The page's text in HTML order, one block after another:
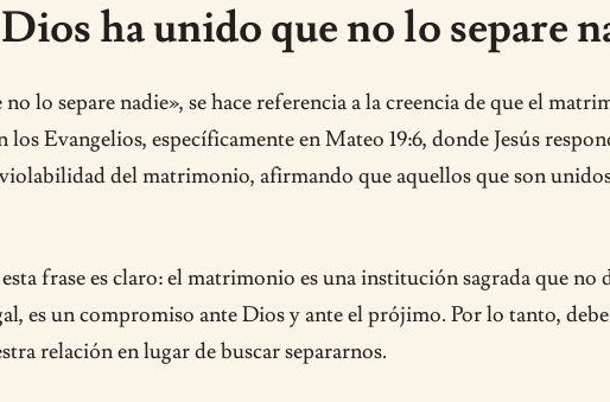
ha unido que no lo separe
lo separe nadie», se hace referencia a la creencia de que el
Evangelios, específicamente en Mateo 19:6, donde Jesús
del matrimonio, afirmando que aquellos que son
frase es claro: el matrimonio es una institución sagrada que no
es un compromiso ante Dios y ante el prójimo. Por lo tanto,
relación en lugar de buscar separarnos.